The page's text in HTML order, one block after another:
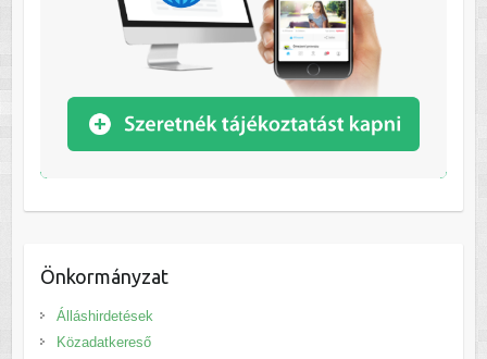
Önkormányzat
Álláshirdetések
Közadatkereső